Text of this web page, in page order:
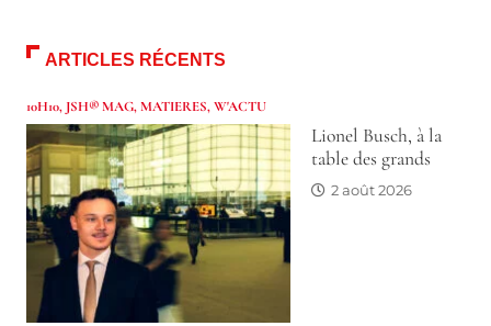
ARTICLES RÉCENTS
10H10, JSH® MAG,MATIERES,W'ACTU
Lionel Busch, à la
table des grands
2 août 2026